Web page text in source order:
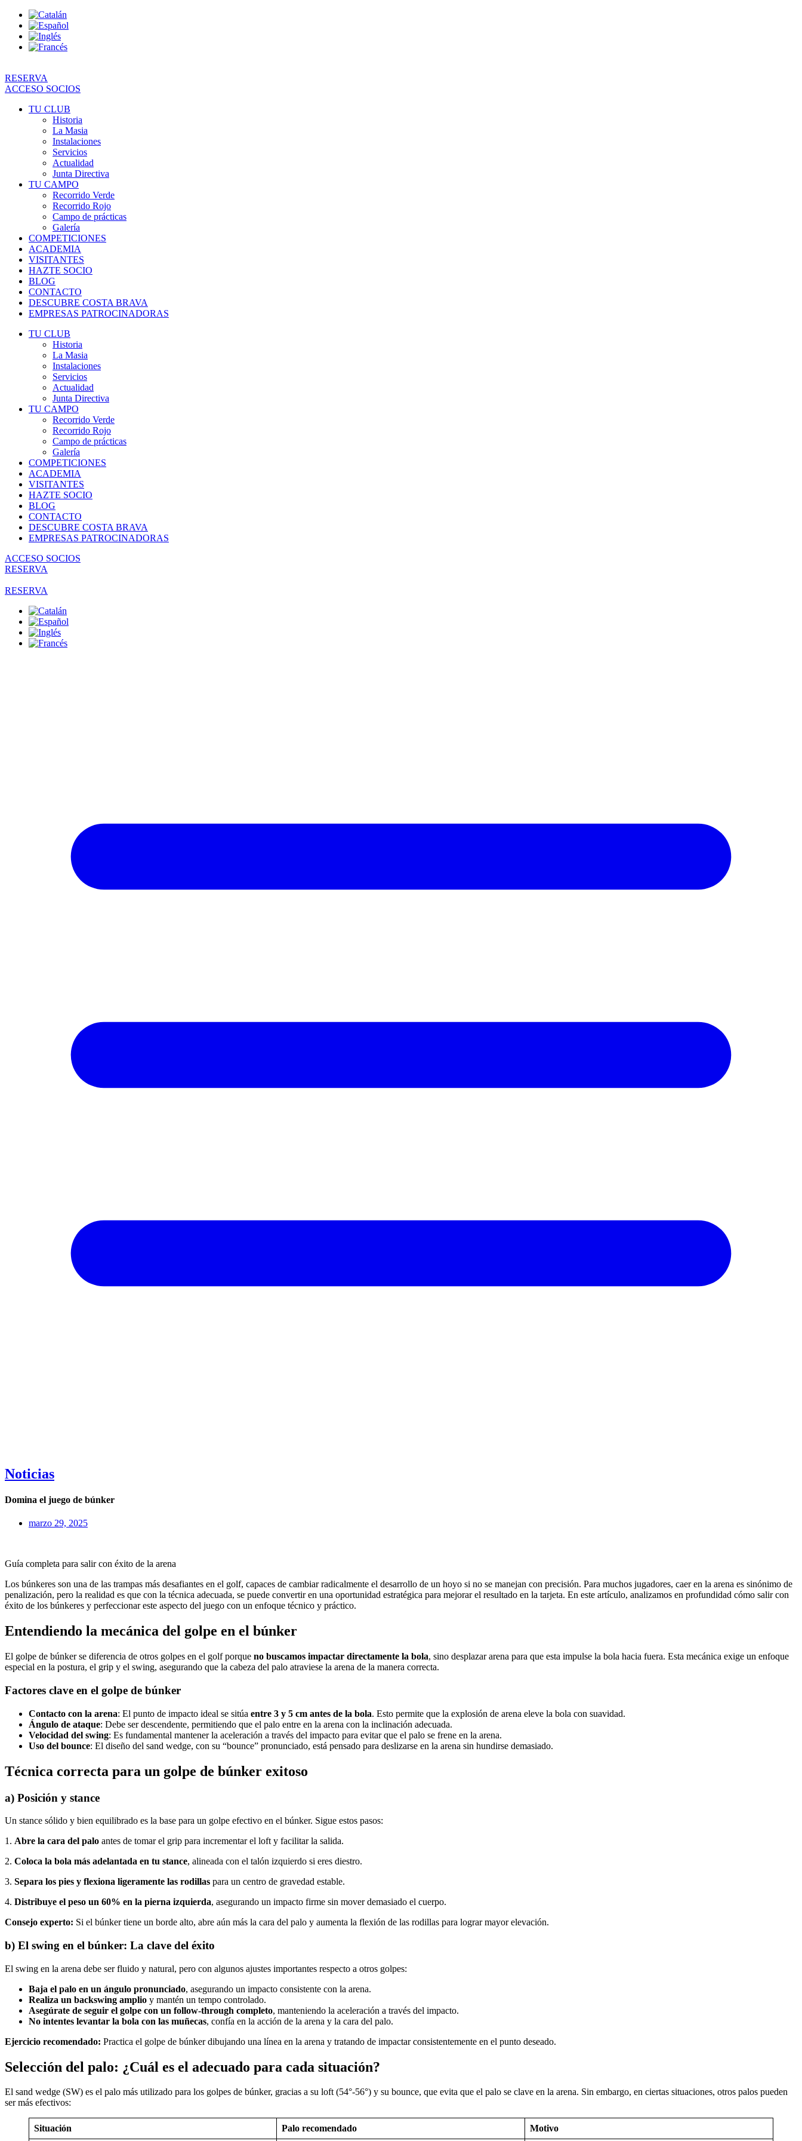
contenido
RESERVA
ACCESO SOCIOS
TU CLUB
Historia
La Masia
Instalaciones
Servicios
Actualidad
Junta Directiva
TU CAMPO
Recorrido Verde
Recorrido Rojo
Campo de prácticas
Galería
COMPETICIONES
ACADEMIA
VISITANTES
HAZTE SOCIO
BLOG
CONTACTO
DESCUBRE COSTA BRAVA
EMPRESAS PATROCINADORAS
TU CLUB
Historia
La Masia
Instalaciones
Servicios
Actualidad
Junta Directiva
TU CAMPO
Recorrido Verde
Recorrido Rojo
Campo de prácticas
Galería
COMPETICIONES
ACADEMIA
VISITANTES
HAZTE SOCIO
BLOG
CONTACTO
DESCUBRE COSTA BRAVA
EMPRESAS PATROCINADORAS
ACCESO SOCIOS
RESERVA
RESERVA
Noticias
Domina el juego de búnker
marzo 29, 2025
Guía completa para salir con éxito de la arena
Los búnkeres son una de las trampas más desafiantes en el golf, capaces de cambiar radicalmente el desarrollo de un hoyo si no se manejan con precisión. Para muchos jugadores, caer en la arena es sinónimo de
penalización, pero la realidad es que con la técnica adecuada, se puede convertir en una oportunidad estratégica para mejorar el resultado en la tarjeta. En este artículo, analizamos en profundidad cómo salir con
éxito de los búnkeres y perfeccionar este aspecto del juego con un enfoque técnico y práctico.
Entendiendo la mecánica del golpe en el búnker
El golpe de búnker se diferencia de otros golpes en el golf porque no buscamos impactar directamente la bola, sino desplazar arena para que esta impulse la bola hacia fuera. Esta mecánica exige un enfoque
especial en la postura, el grip y el swing, asegurando que la cabeza del palo atraviese la arena de la manera correcta.
Factores clave en el golpe de búnker
Contacto con la arena: El punto de impacto ideal se sitúa entre 3 y 5 cm antes de la bola. Esto permite que la explosión de arena eleve la bola con suavidad.
Ángulo de ataque: Debe ser descendente, permitiendo que el palo entre en la arena con la inclinación adecuada.
Velocidad del swing: Es fundamental mantener la aceleración a través del impacto para evitar que el palo se frene en la arena.
Uso del bounce: El diseño del sand wedge, con su “bounce” pronunciado, está pensado para deslizarse en la arena sin hundirse demasiado.
Técnica correcta para un golpe de búnker exitoso
a) Posición y stance
Un stance sólido y bien equilibrado es la base para un golpe efectivo en el búnker. Sigue estos pasos:
1. Abre la cara del palo antes de tomar el grip para incrementar el loft y facilitar la salida.
2. Coloca la bola más adelantada en tu stance, alineada con el talón izquierdo si eres diestro.
3. Separa los pies y flexiona ligeramente las rodillas para un centro de gravedad estable.
4. Distribuye el peso un 60% en la pierna izquierda, asegurando un impacto firme sin mover demasiado el cuerpo.
Consejo experto: Si el búnker tiene un borde alto, abre aún más la cara del palo y aumenta la flexión de las rodillas para lograr mayor elevación.
b) El swing en el búnker: La clave del éxito
El swing en la arena debe ser fluido y natural, pero con algunos ajustes importantes respecto a otros golpes:
Baja el palo en un ángulo pronunciado, asegurando un impacto consistente con la arena.
Realiza un backswing amplio y mantén un tempo controlado.
Asegúrate de seguir el golpe con un follow-through completo, manteniendo la aceleración a través del impacto.
No intentes levantar la bola con las muñecas, confía en la acción de la arena y la cara del palo.
Ejercicio recomendado: Practica el golpe de búnker dibujando una línea en la arena y tratando de impactar consistentemente en el punto deseado.
Selección del palo: ¿Cuál es el adecuado para cada situación?
El sand wedge (SW) es el palo más utilizado para los golpes de búnker, gracias a su loft (54°-56°) y su bounce, que evita que el palo se clave en la arena. Sin embargo, en ciertas situaciones, otros palos pueden
ser más efectivos:
Situación Palo recomendado Motivo